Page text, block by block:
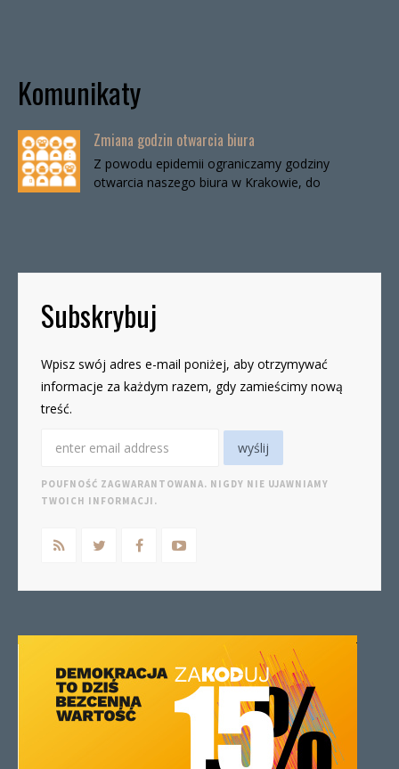
Komunikaty
Zmiana godzin otwarcia biura
Z powodu epidemii ograniczamy godziny
otwarcia naszego biura w Krakowie, do
Subskrybuj
Wpisz swój adres e-mail poniżej, aby otrzymywać
informacje za każdym razem, gdy zamieścimy nową
treść.
POUFNOŚĆ ZAGWARANTOWANA. NIGDY NIE UJAWNIAMY
TWOICH INFORMACJI.